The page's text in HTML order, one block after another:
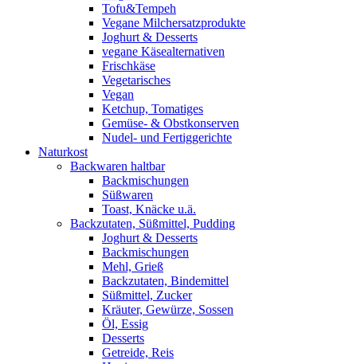
Tofu&Tempeh
Vegane Milchersatzprodukte
Joghurt & Desserts
vegane Käsealternativen
Frischkäse
Vegetarisches
Vegan
Ketchup, Tomatiges
Gemüse- & Obstkonserven
Nudel- und Fertiggerichte
Naturkost
Backwaren haltbar
Backmischungen
Süßwaren
Toast, Knäcke u.ä.
Backzutaten, Süßmittel, Pudding
Joghurt & Desserts
Backmischungen
Mehl, Grieß
Backzutaten, Bindemittel
Süßmittel, Zucker
Kräuter, Gewürze, Sossen
Öl, Essig
Desserts
Getreide, Reis